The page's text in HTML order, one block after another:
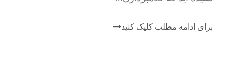
برای ادامه مطلب کلیک کنید